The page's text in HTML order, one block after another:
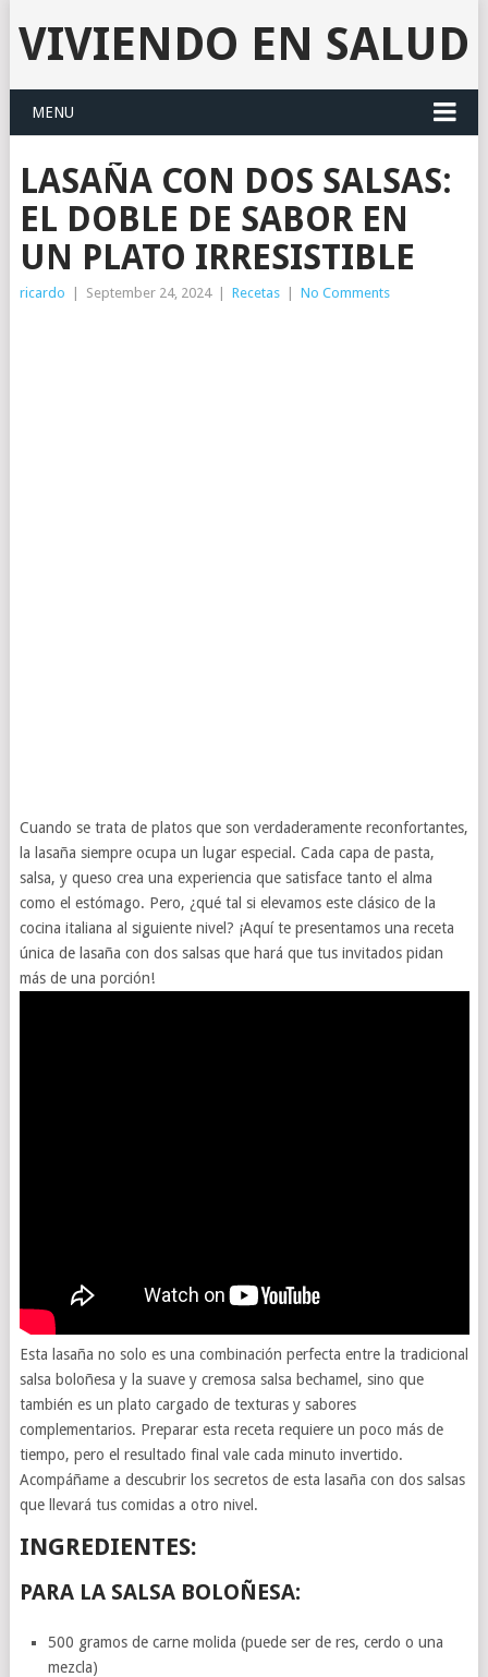
VIVIENDO EN SALUD
MENU
LASAÑA CON DOS SALSAS:
EL DOBLE DE SABOR EN
UN PLATO IRRESISTIBLE
ricardo September 24, 2024 Recetas No Comments
Cuando se trata de platos que son verdaderamente reconfortantes,
la lasaña siempre ocupa un lugar especial. Cada capa de pasta,
salsa, y queso crea una experiencia que satisface tanto el alma
como el estómago. Pero, ¿qué tal si elevamos este clásico de la
cocina italiana al siguiente nivel? ¡Aquí te presentamos una receta
única de lasaña con dos salsas que hará que tus invitados pidan
más de una porción!
Esta lasaña no solo es una combinación perfecta entre la tradicional
salsa boloñesa y la suave y cremosa salsa bechamel, sino que
también es un plato cargado de texturas y sabores
complementarios. Preparar esta receta requiere un poco más de
tiempo, pero el resultado final vale cada minuto invertido.
Acompáñame a descubrir los secretos de esta lasaña con dos salsas
que llevará tus comidas a otro nivel.
INGREDIENTES:
PARA LA SALSA BOLOÑESA:
500 gramos de carne molida (puede ser de res, cerdo o una
mezcla)